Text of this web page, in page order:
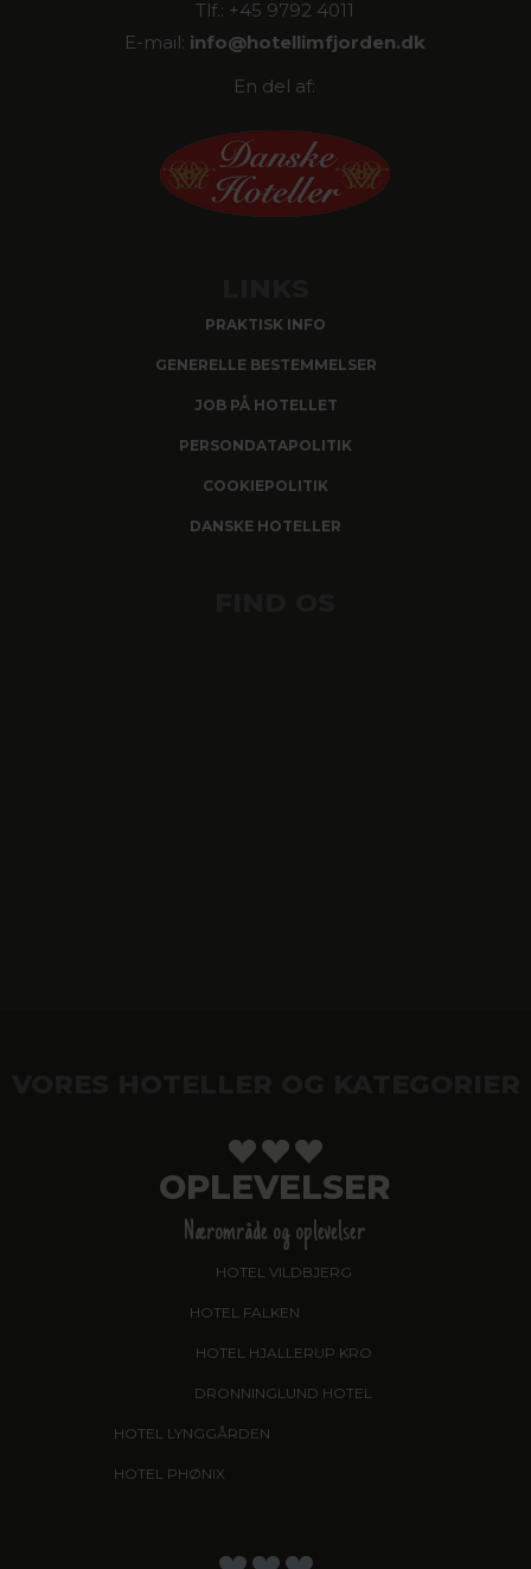
Tlf.: +45 9792 4011
E-mail: info@hotellimfjorden.dk
En del af:
PRAKTISK INFO
GENERELLE BESTEMMELSER
JOB PÅ HOTELLET
PERSONDATAPOLITIK
COOKIEPOLITIK
DANSKE HOTELLER
OPLEVELSER
Nærområde og oplevelser
HOTEL VILDBJERG
HOTEL FALKEN
HOTEL HJALLERUP KRO
DRONNINGLUND HOTEL
HOTEL LYNGGÅRDEN
HOTEL PHØNIX